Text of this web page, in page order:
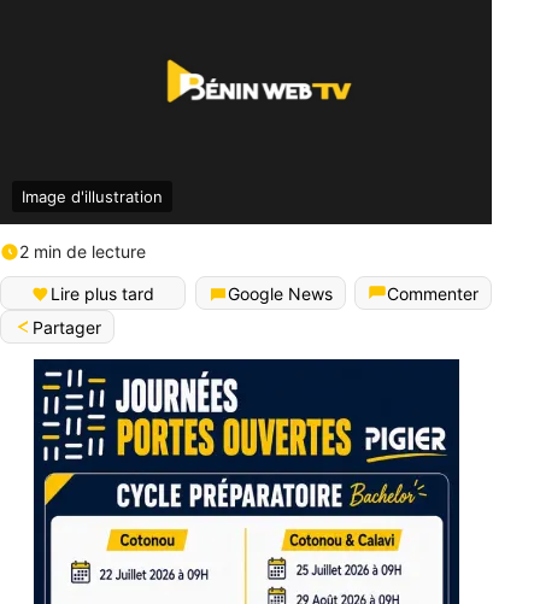
Image d'illustration
2 min de lecture
Lire plus tard Google News
Commenter
Partager